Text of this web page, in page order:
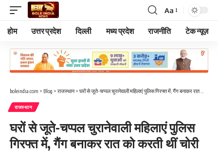
Font
Resizer
Aa
होम उत्तर प्रदेश दिल्ली मध्य प्रदेश राजनीति टेक न्यूज़
boleindia.com > Blog > राजस्थान> घरों से जूते-चप्पल चुरानेवाली महिलाएं पुलिस गिरफ्त में, गैंग बनाकर रात को करती थीं चोरी
राजस्थान
घरों से जूते-चप्पल चुरानेवाली महिलाएं पुलिस
गिरफ्त में, गैंग बनाकर रात को करती थीं चोरी